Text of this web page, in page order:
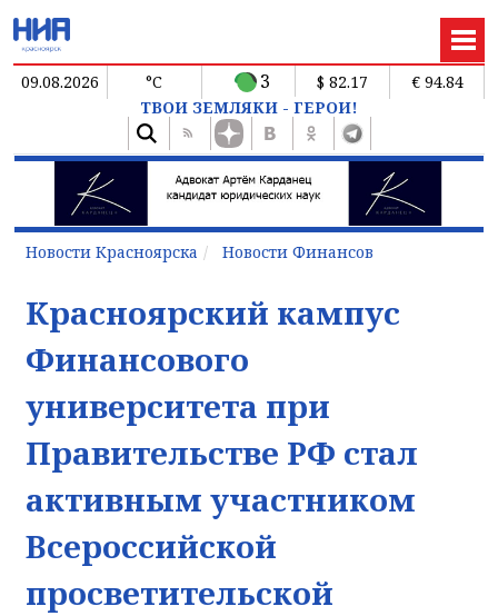
09.08.2026 °C 3 $ 82.17
€ 94.84
ТВОИ ЗЕМЛЯКИ - ГЕРОИ!
Новости Красноярска Новости Финансов
Красноярский кампус
Финансового
университета при
Правительстве РФ стал
активным участником
Всероссийской
просветительской